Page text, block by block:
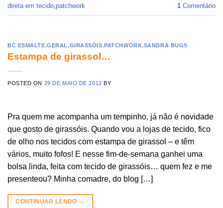
direta em tecido patchwork 1 Comentário
BC ESMALTE,GERAL,GIRASSÓIS,PATCHWORK,SANDRA BUGS
Estampa de girassol…
POSTED ON 29 DE MAIO DE 2012 BY
Pra quem me acompanha um tempinho, já não é novidade
que gosto de girassóis. Quando vou a lojas de tecido, fico
de olho nos tecidos com estampa de girassol – e têm
vários, muito fofos! E nesse fim-de-semana ganhei uma
bolsa linda, feita com tecido de girassóis… quem fez e me
presenteou? Minha comadre, do blog […]
CONTINUAR LENDO →